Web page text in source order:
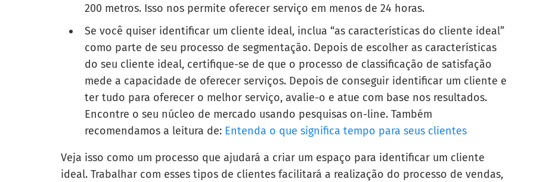
200 metros. Isso nos permite oferecer serviço em menos de 24 horas.
Se você quiser identificar um cliente ideal, inclua “as características do cliente ideal”
como parte de seu processo de segmentação. Depois de escolher as características
do seu cliente ideal, certifique-se de que o processo de classificação de satisfação
mede a capacidade de oferecer serviços. Depois de conseguir identificar um cliente e
ter tudo para oferecer o melhor serviço, avalie-o e atue com base nos resultados.
Encontre o seu núcleo de mercado usando pesquisas on-line. Também
recomendamos a leitura de: Entenda o que significa tempo para seus clientes
Veja isso como um processo que ajudará a criar um espaço para identificar um cliente
ideal. Trabalhar com esses tipos de clientes facilitará a realização do processo de vendas,